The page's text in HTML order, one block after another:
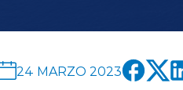
24 MARZO 2023